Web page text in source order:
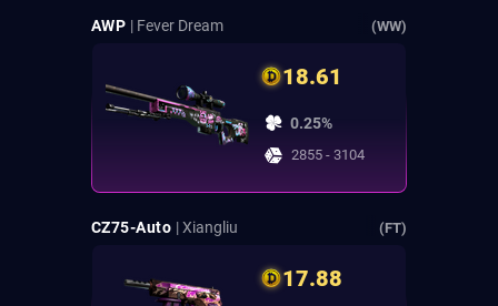
AWP | Fever Dream (WW)
18.61
0.25%
2855 - 3104
CZ75-Auto | Xiangliu (FT)
17.88